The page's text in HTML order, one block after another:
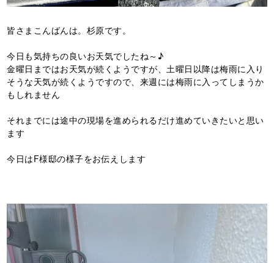
皆さまこんばんは。杉原です。
今日も気持ちの良いお天気でしたね～♪
金曜日まではお天気が続くようですが、土曜日以降は梅雨に入り
そうな天気が続くようですので、来週には梅雨に入ってしまうか
もしれません
それまでには途中の現場を進められるだけ進めていきたいと思い
ます
今日はF様邸の様子をお伝えします